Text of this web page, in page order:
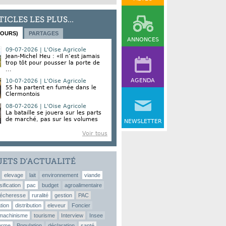
ANNONCES
AGENDA
NEWSLETTER
LES PLUS...
PARTAGES
09-07-2026 | L'Oise Agricole
Jean-Michel Heu : «Il n’est jamais
trop tôt pour pousser la porte de
...
10-07-2026 | L'Oise Agricole
55 ha partent en fumée dans le
Clermontois
08-07-2026 | L'Oise Agricole
La bataille se jouera sur les parts
de marché, pas sur les volumes
Voir tous
D’ACTUALITÉ
elevage lait environnement
viande
pac budget
agroalimentaire
ruralité gestion
PAC
distribution eleveur
Foncier
tourisme Interview
Insee